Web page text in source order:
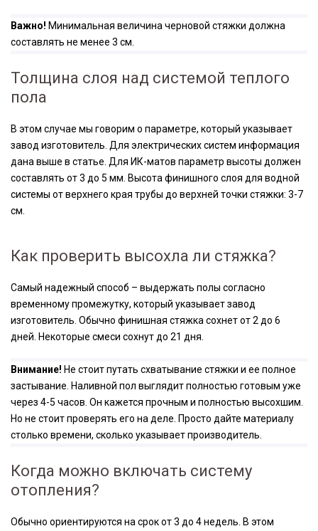
Важно! Минимальная величина черновой стяжки должна
составлять не менее 3 см.
Толщина слоя над системой теплого
пола
В этом случае мы говорим о параметре, который указывает
завод изготовитель. Для электрических систем информация
дана выше в статье. Для ИК-матов параметр высоты должен
составлять от 3 до 5 мм. Высота финишного слоя для водной
системы от верхнего края трубы до верхней точки стяжки: 3-7
см.
Как проверить высохла ли стяжка?
Самый надежный способ – выдержать полы согласно
временному промежутку, который указывает завод
изготовитель. Обычно финишная стяжка сохнет от 2 до 6
дней. Некоторые смеси сохнут до 21 дня.
Внимание! Не стоит путать схватывание стяжки и ее полное
застывание. Наливной пол выглядит полностью готовым уже
через 4-5 часов. Он кажется прочным и полностью высохшим.
Но не стоит проверять его на деле. Просто дайте материалу
столько времени, сколько указывает производитель.
Когда можно включать систему
отопления?
Обычно ориентируются на срок от 3 до 4 недель. В этом